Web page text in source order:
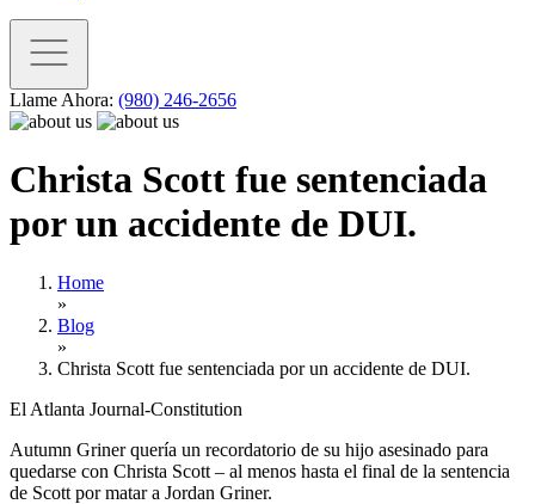
Llame Ahora: (980) 246-2656
Christa Scott fue sentenciada
por un accidente de DUI.
Home
»
Blog
»
Christa Scott fue sentenciada por un accidente de DUI.
El Atlanta Journal-Constitution
Autumn Griner quería un recordatorio de su hijo asesinado para
quedarse con Christa Scott – al menos hasta el final de la sentencia
de Scott por matar a Jordan Griner.